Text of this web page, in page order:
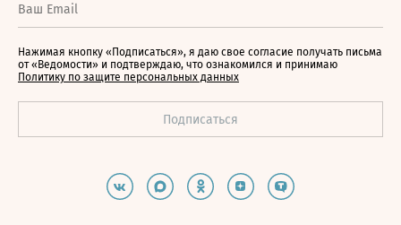
Нажимая кнопку «Подписаться», я даю свое согласие получать письма
от «Ведомости» и подтверждаю, что ознакомился и принимаю
Политику по защите персональных данных